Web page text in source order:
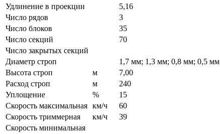
Удлинение в проекции
5,16
Число рядов
3
Число блоков
35
Число секций
70
Число закрытых секций
Диаметр строп
1,7 мм; 1,3 мм; 0,8 мм; 0,5 мм
Высота строп
м 7,00
Расход строп
м 240
Уплощение
% 15
Скорость максимальная км/ч 60
Скорость триммерная
км/ч 39
Скорость минимальная